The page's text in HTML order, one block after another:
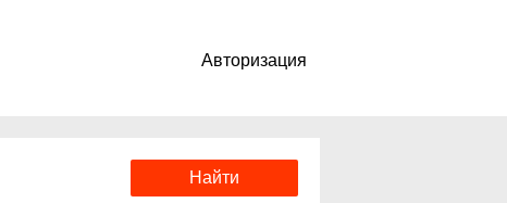
Авторизация